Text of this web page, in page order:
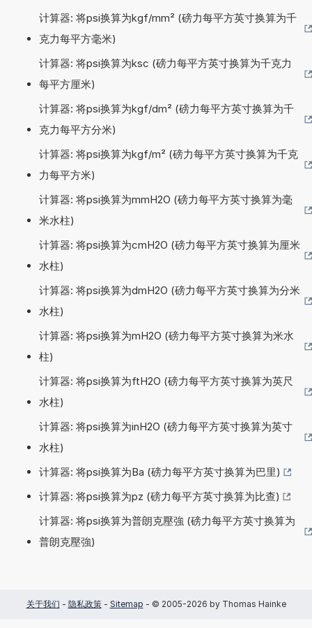
计算器: 将psi换算为kgf/mm² (磅力每平方英寸换算为千
克力每平方毫米)
计算器: 将psi换算为ksc (磅力每平方英寸换算为千克力
每平方厘米)
计算器: 将psi换算为kgf/dm² (磅力每平方英寸换算为千
克力每平方分米)
计算器: 将psi换算为kgf/m² (磅力每平方英寸换算为千克
力每平方米)
计算器: 将psi换算为mmH2O (磅力每平方英寸换算为毫
米水柱)
计算器: 将psi换算为cmH2O (磅力每平方英寸换算为厘米
水柱)
计算器: 将psi换算为dmH2O (磅力每平方英寸换算为分米
水柱)
计算器: 将psi换算为mH2O (磅力每平方英寸换算为米水
柱)
计算器: 将psi换算为ftH2O (磅力每平方英寸换算为英尺
水柱)
计算器: 将psi换算为inH2O (磅力每平方英寸换算为英寸
水柱)
计算器: 将psi换算为Ba (磅力每平方英寸换算为巴里)
计算器: 将psi换算为pz (磅力每平方英寸换算为比查)
计算器: 将psi换算为普朗克壓強 (磅力每平方英寸换算为
普朗克壓強)
关于我们 - 隐私政策- Sitemap - © 2005-2026 by Thomas Hainke